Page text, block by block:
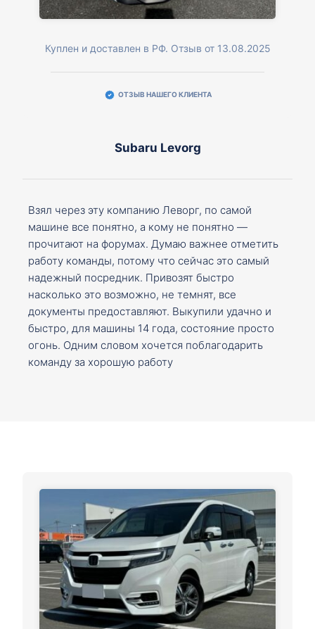
Куплен и доставлен в РФ. Отзыв от 13.08.2025
ОТЗЫВ НАШЕГО КЛИЕНТА
Subaru Levorg
Взял через эту компанию Леворг, по самой
машине все понятно, а кому не понятно —
прочитают на форумах. Думаю важнее отметить
работу команды, потому что сейчас это самый
надежный посредник. Привозят быстро
насколько это возможно, не темнят, все
документы предоставляют. Выкупили удачно и
быстро, для машины 14 года, состояние просто
огонь. Одним словом хочется поблагодарить
команду за хорошую работу